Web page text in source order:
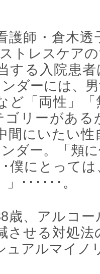
護師・倉木
トレスケア
する入院患者
ダーには、
ど「両性」
ゴリーがある
間にいたい
ダー。「頬
僕にとって
･･････ 。
歳、アルコ
させる対処
ュアルマイノ